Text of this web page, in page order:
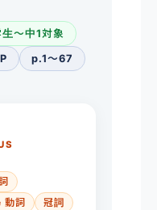
生〜中1対象
p.1〜67
動詞 冠詞